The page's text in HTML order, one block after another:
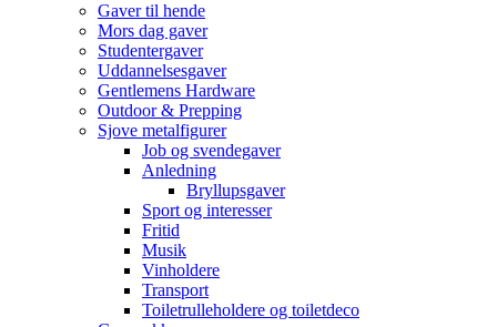
Gaver til hende
Mors dag gaver
Studentergaver
Uddannelsesgaver
Gentlemens Hardware
Outdoor & Prepping
Sjove metalfigurer
Job og svendegaver
Anledning
Bryllupsgaver
Sport og interesser
Fritid
Musik
Vinholdere
Transport
Toiletrulleholdere og toiletdeco